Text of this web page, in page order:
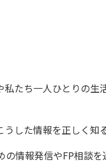
たち一人ひとりの生
した情報を正しく知
情報発信やFP相談